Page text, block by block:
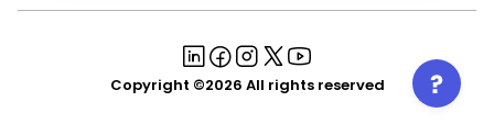
Copyright ©2026 All rights reserved